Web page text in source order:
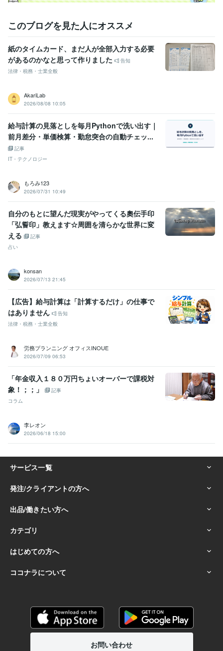
このブログを見た人にオススメ
紙のタイムカード、まだ人が全部入力する必要
があるのかなと思って作りました
告知
法律・税務・士業全般
AkariLab
2026/08/08 10:05
給与計算の見落としを毎月Pythonで洗い出す｜
前月差分・単価検算・勤怠突合の自動チェッ...
記事
IT・テクノロジー
もろみ123
2026/07/31 10:49
自分のもとに望んだ現実がやってくる奧伝手印
「弘誓印」教えます☆周囲を清らかな世界に変
える
記事
占い
konsan
2026/07/13 21:45
【広告】給与計算は「計算するだけ」の仕事で
はありません
告知
法律・税務・士業全般
労務プランニング オフィスINOUE
2026/07/09 06:53
「年金収入１８０万円ちょいオーバーで課税対
象！；；」
記事
コラム
李レオン
2026/06/18 15:00